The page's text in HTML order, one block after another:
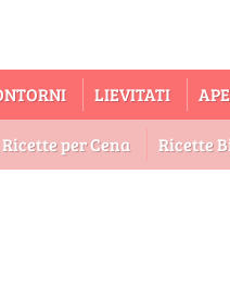
LIEVITATI
Ricette per Cena Ricette